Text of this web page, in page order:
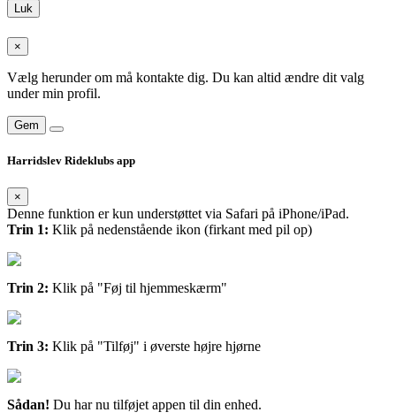
Luk
×
Vælg herunder om må kontakte dig. Du kan altid ændre dit valg
under min profil.
Gem
Harridslev Rideklubs app
×
Denne funktion er kun understøttet via Safari på iPhone/iPad.
Trin 1: Klik på nedenstående ikon (firkant med pil op)
Trin 2: Klik på "Føj til hjemmeskærm"
Trin 3: Klik på "Tilføj" i øverste højre hjørne
Sådan! Du har nu tilføjet appen til din enhed.